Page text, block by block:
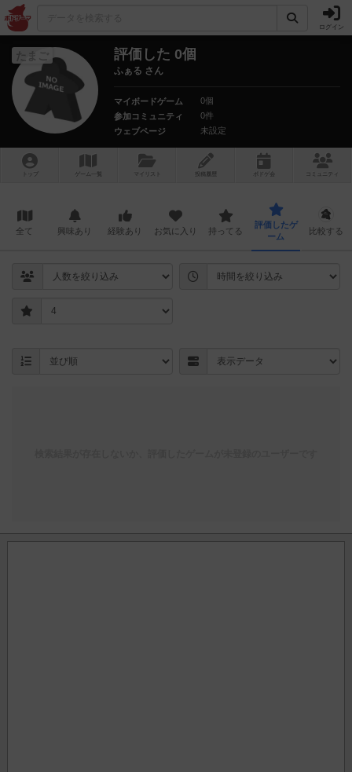
ログイン
たまご 評価した 0個
ふぁる さん
マイボードゲーム
0個
参加コミュニティ
0件
ウェブページ
未設定
トップ ゲーム一覧 マイリスト 投稿履歴 ボ ドゲ コミュニティ
全て 興味あり 経験あり お気に入り 持ってる
評価したゲ
ーム
比較する